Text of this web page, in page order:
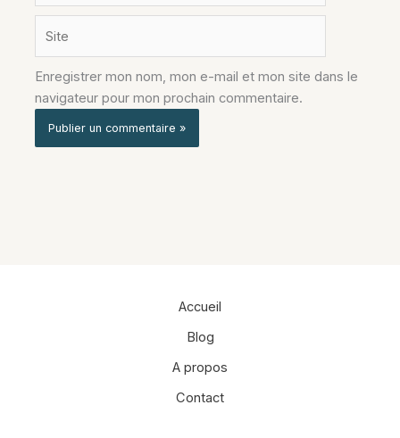
Enregistrer mon nom, mon e-mail et mon site dans le
navigateur pour mon prochain commentaire.
Accueil
Blog
A propos
Contact